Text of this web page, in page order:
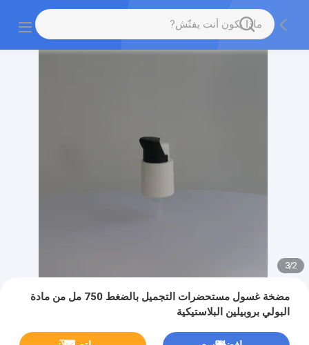
2
/
3
مضخة غسول مستحضرات التجميل بالضغط 750 مل من مادة
البولي بروبيلين البلاستيكية